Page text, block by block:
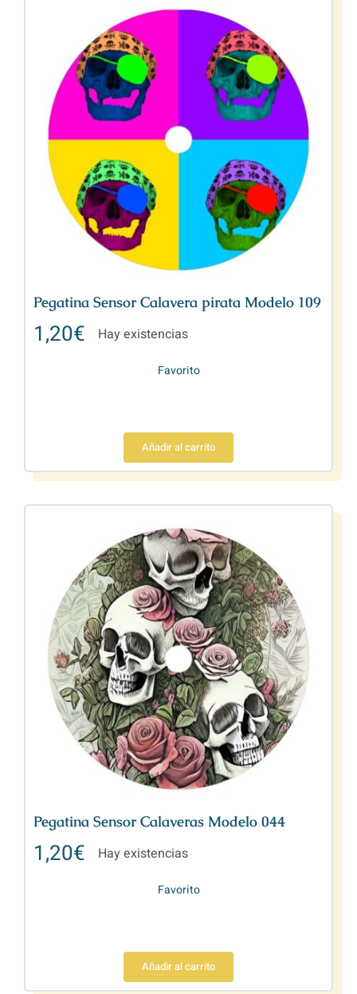
Pegatina Sensor Calavera pirata Modelo 109
1,20€ Hay existencias
Favorito
Añadir al carrito
Pegatina Sensor Calaveras Modelo 044
1,20€ Hay existencias
Favorito
Añadir al carrito